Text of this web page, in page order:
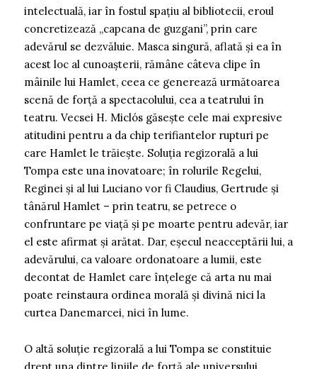
intelectuală, iar în fostul spațiu al bibliotecii, eroul
concretizează „capcana de guzgani”, prin care
adevărul se dezvăluie. Masca singură, aflată și ea în
acest loc al cunoașterii, rămâne câteva clipe în
mâinile lui Hamlet, ceea ce generează următoarea
scenă de forță a spectacolului, cea a teatrului în
teatru. Vecsei H. Miclós găsește cele mai expresive
atitudini pentru a da chip terifiantelor rupturi pe
care Hamlet le trăiește. Soluția regizorală a lui
Tompa este una inovatoare; în rolurile Regelui,
Reginei și al lui Luciano vor fi Claudius, Gertrude și
tânărul Hamlet – prin teatru, se petrece o
confruntare pe viață și pe moarte pentru adevăr, iar
el este afirmat și arătat. Dar, eșecul neacceptării lui, a
adevărului, ca valoare ordonatoare a lumii, este
decontat de Hamlet care înțelege că arta nu mai
poate reinstaura ordinea morală și divină nici la
curtea Danemarcei, nici în lume.
O altă soluție regizorală a lui Tompa se constituie
drept una dintre liniile de forță ale universului